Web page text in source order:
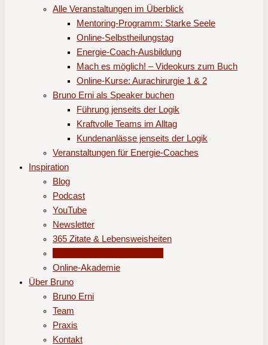
Alle Veranstaltungen im Überblick
Mentoring-Programm: Starke Seele
Online-Selbstheilungstag
Energie-Coach-Ausbildung
Mach es möglich! – Videokurs zum Buch
Online-Kurse: Aurachirurgie 1 & 2
Bruno Erni als Speaker buchen
Führung jenseits der Logik
Kraftvolle Teams im Alltag
Kundenanlässe jenseits der Logik
Veranstaltungen für Energie-Coaches
Inspiration
Blog
Podcast
YouTube
Newsletter
365 Zitate & Lebensweisheiten
Online-Akademie
Über Bruno
Bruno Erni
Team
Praxis
Kontakt